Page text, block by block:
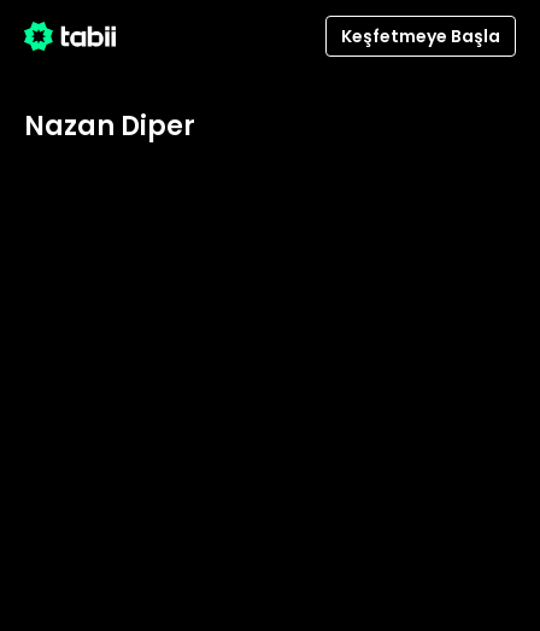
Keşfetmeye Başla
Nazan Diper